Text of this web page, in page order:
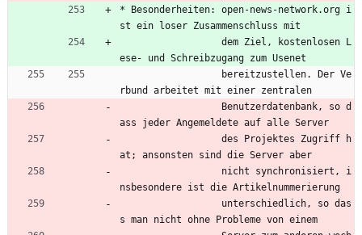
* Besonderheiten: open-news-network.org i
st ein loser Zusammenschluss mit
ese- und Schreibzugang zum Usenet
rbund arbeitet mit einer zentralen
ass jeder Angemeldete auf alle Server
at; ansonsten sind die Server aber
nsbesondere ist die Artikelnummerierung
s man nicht ohne Probleme von einem